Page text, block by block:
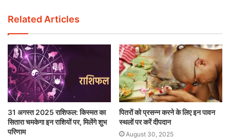
Related Articles
31 अगस्त 2025 राशिफल: किस्मत का
सितारा चमकेगा इन राशियों पर, मिलेंगे शुभ
परिणाम
पितरों को प्रसन्न करने के लिए इन पावन
स्थलों पर करें दीपदान
August 30, 2025